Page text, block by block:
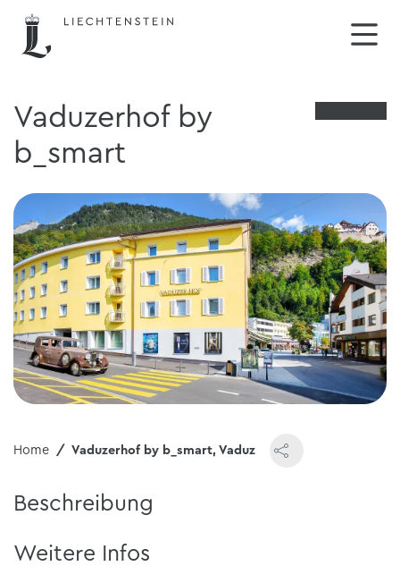
Vaduzerhof by
b_smart
Home Vaduzerhof by b_smart, Vaduz
Beschreibung
Weitere Infos